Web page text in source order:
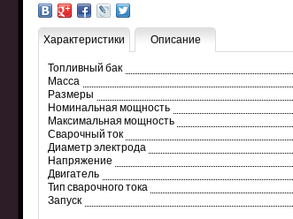
Характеристики Описание
Топливный бак
Масса
Размеры
Номинальная мощность
Максимальная мощность
Сварочный ток
Диаметр электрода
Напряжение
Двигатель
Тип сварочного тока
Запуск